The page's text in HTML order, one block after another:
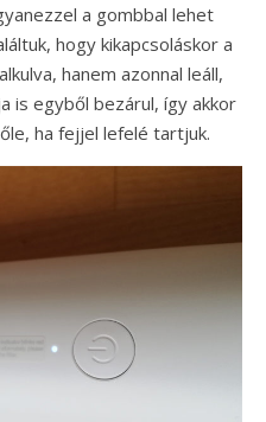
a gombbal lehet
hogy kikapcsoláskor a
hanem azonnal leáll,
is egyből bezárul, így akkor
ha fejjel lefelé tartjuk.